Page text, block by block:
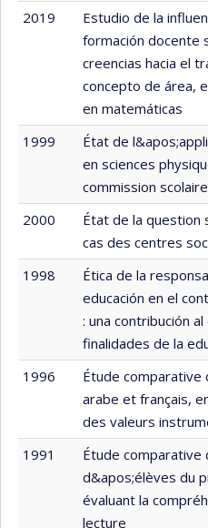
2019
Estudio de la
formación docente
creencias hacia el
concepto de área,
en matemáticas
1999
État de
en sciences
commission
2000
État de la question
cas des centres
1998
Ética de la
educación en el
: una contribución
finalidades de la
1996
Étude comparative
arabe et français,
des valeurs
1991
Étude comparative
d&apos;élèves du
évaluant la
lecture